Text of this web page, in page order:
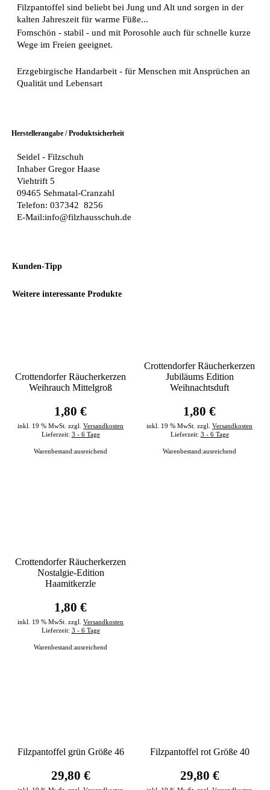
Filzpantoffel sind beliebt bei Jung und Alt und sorgen in der
kalten Jahreszeit für warme Füße...
Fomschön - stabil - und mit Porosohle auch für schnelle kurze
Wege im Freien geeignet.
Erzgebirgische Handarbeit - für Menschen mit Ansprüchen an
Qualität und Lebensart
Herstellerangabe / Produktsicherheit
Seidel - Filzschuh
Inhaber Gregor Haase
Viehtrift 5
09465 Sehmatal-Cranzahl
Telefon: 037342 8256
E-Mail:info@filzhausschuh.de
Kunden-Tipp
Weitere interessante Produkte
Crottendorfer Räucherkerzen
Weihrauch Mittelgroß
1,80 €
inkl. 19 % MwSt. zzgl. Versandkosten
Lieferzeit: 3 - 6 Tage
Warenbestand:ausreichend
Crottendorfer Räucherkerzen
Jubiläums Edition
Weihnachtsduft
1,80 €
inkl. 19 % MwSt. zzgl. Versandkosten
Lieferzeit: 3 - 6 Tage
Warenbestand:ausreichend
Crottendorfer Räucherkerzen
Nostalgie-Edition
Haamitkerzle
1,80 €
inkl. 19 % MwSt. zzgl. Versandkosten
Lieferzeit: 3 - 6 Tage
Warenbestand:ausreichend
Filzpantoffel grün Größe 46
29,80 €
Filzpantoffel rot Größe 40
29,80 €